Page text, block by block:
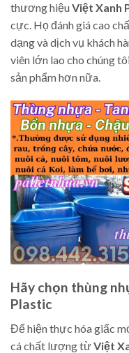
thương hiệuViệt Xanh
cực. Họ đánh giá cao
dạng và dịch vụ khách
viên lớn lao cho chúng
sản phẩm hơn nữa.
Hãy chọn thùng
Plastic
Để hiện thực hóa giấc
cá chất lượng từViệt